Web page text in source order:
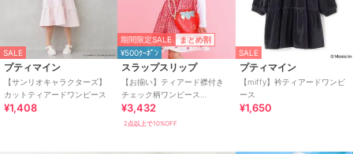
SALE
プティマイン
【サンリオキャラクターズ】
カットティアードワンピース
¥1,408
期間限定SALE まとめ割
¥500ｸｰﾎﾟﾝ
スラップスリップ
【お揃い】ティアード襟付き
チェック柄ワンピース
(80~130cm)
¥3,432
2点以上で10%OFF
SALE
プティマイン
【miffy】衿ティアードワンピ
ース
¥1,650